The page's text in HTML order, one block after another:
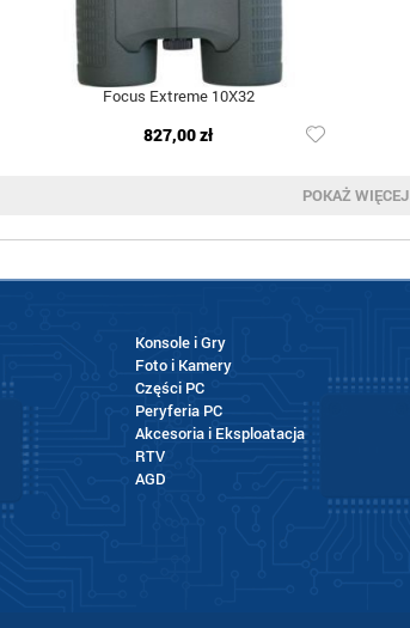
Focus Extreme 10X32
827,00 zł
POKAŻ WIĘCEJ
Konsole i Gry
Foto i Kamery
Części PC
Peryferia PC
Akcesoria i Eksploatacja
RTV
AGD